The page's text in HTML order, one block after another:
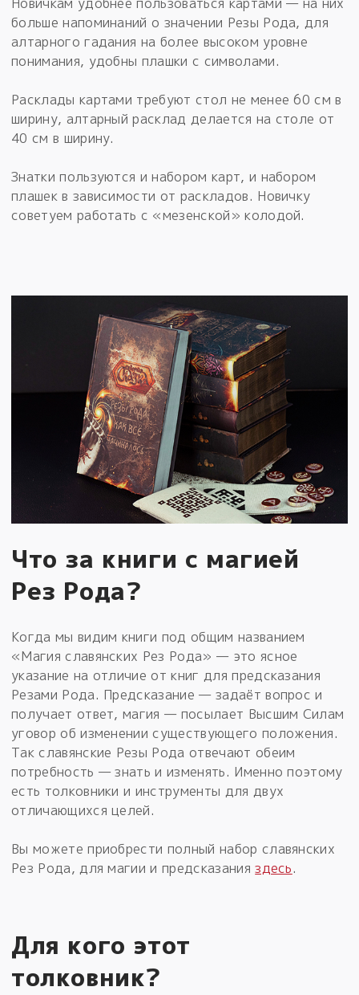
Новичкам удобнее пользоваться картами — на них
больше напоминаний о значении Резы Рода, для
алтарного гадания на более высоком уровне
понимания, удобны плашки с символами.
Расклады картами требуют стол не менее 60 см в
ширину, алтарный расклад делается на столе от
40 см в ширину.
Знатки пользуются и набором карт, и набором
плашек в зависимости от раскладов. Новичку
советуем работать с «мезенской» колодой.
Что за книги с магией
Рез Рода?
Когда мы видим книги под общим названием
«Магия славянских Рез Рода» — это ясное
указание на отличие от книг для предсказания
Резами Рода. Предсказание — задаёт вопрос и
получает ответ, магия — посылает Высшим Силам
уговор об изменении существующего положения.
Так славянские Резы Рода отвечают обеим
потребность — знать и изменять. Именно поэтому
есть толковники и инструменты для двух
отличающихся целей.
Вы можете приобрести полный набор славянских
Рез Рода, для магии и предсказанияздесь.
Для кого этот
толковник?